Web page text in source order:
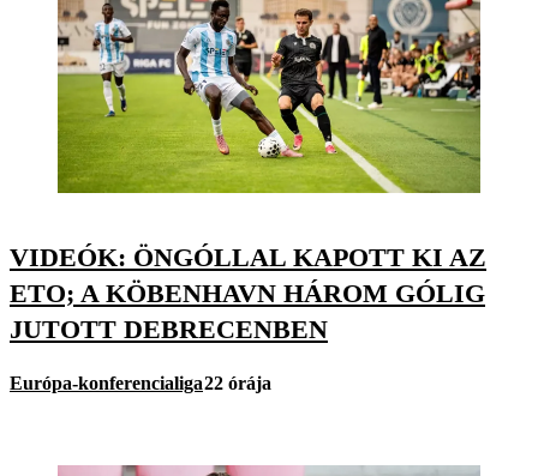
VIDEÓK: ÖNGÓLLAL KAPOTT KI AZ
ETO; A KÖBENHAVN HÁROM GÓLIG
JUTOTT DEBRECENBEN
Európa-konferencialiga22 órája